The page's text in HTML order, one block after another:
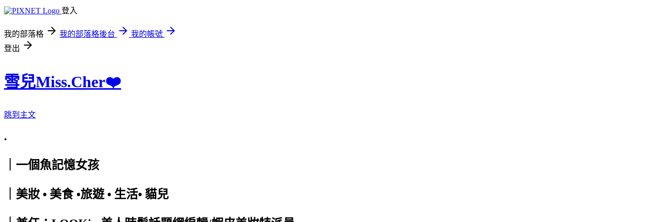
登入
我的部落格 我的部落格後台
我的帳號
登出
雪兒Miss.Cher❤️
跳到主文
.
｜一個魚記憶女孩
｜美妝 • 美食 •旅遊 • 生活• 貓兒